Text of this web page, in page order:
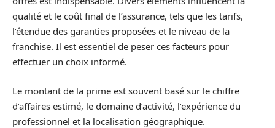
qualité et le coût final de l’assurance, tels que les tarifs,
l’étendue des garanties proposées et le niveau de la
franchise. Il est essentiel de peser ces facteurs pour
effectuer un choix informé.
Le montant de la prime est souvent basé sur le chiffre
d’affaires estimé, le domaine d’activité, l’expérience du
professionnel et la localisation géographique.